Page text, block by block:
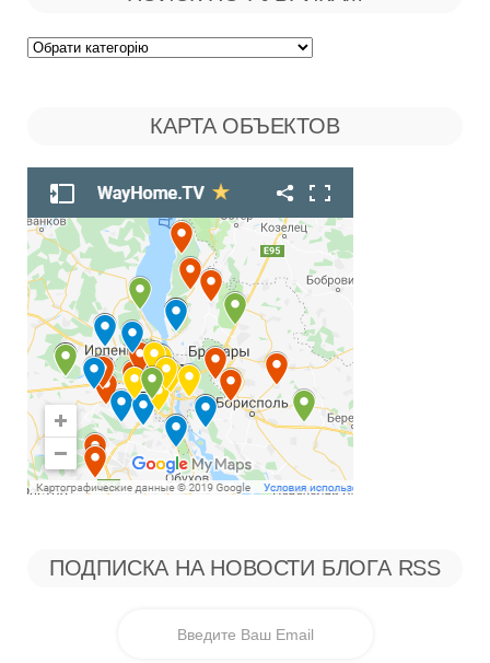
Поиск
КАРТА ОБЪЕКТОВ
ПОДПИСКА НА НОВОСТИ БЛОГА RSS